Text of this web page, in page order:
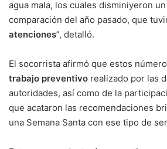
agua mala, los cuales disminiyeron un
comparación del año pasado, que
atenciones”, detalló.
El socorrista afirmó que estos
trabajo preventivo realizado por las
autoridades, así como de la
que acataron las recomendaciones
una Semana Santa con ese tipo de